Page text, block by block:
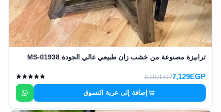
ترابيزة مصنوعة من خشب زان طبيعي عالي الجودة MS-01938
7,129EGP
8,387EGP
إضافة إلى عربة التسوق